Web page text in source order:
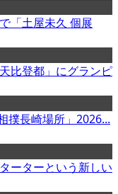
「土屋未久 個展
比登都」にグランピ
撲長崎場所」2026...
ーターという新しい